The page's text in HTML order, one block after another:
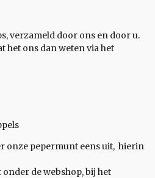
verzameld door ons en door u.
het ons dan weten via het
onze pepermunt eens uit, hierin
webshop, bij het